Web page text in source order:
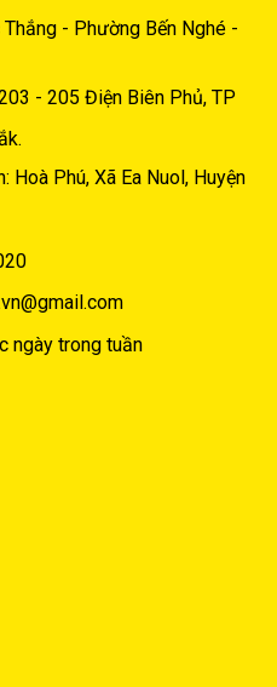
- Phường Bến Nghé -
- 205 Điện Biên Phủ, TP
Hoà Phú, Xã Ea Nuol, Huyện
ngày trong tuần